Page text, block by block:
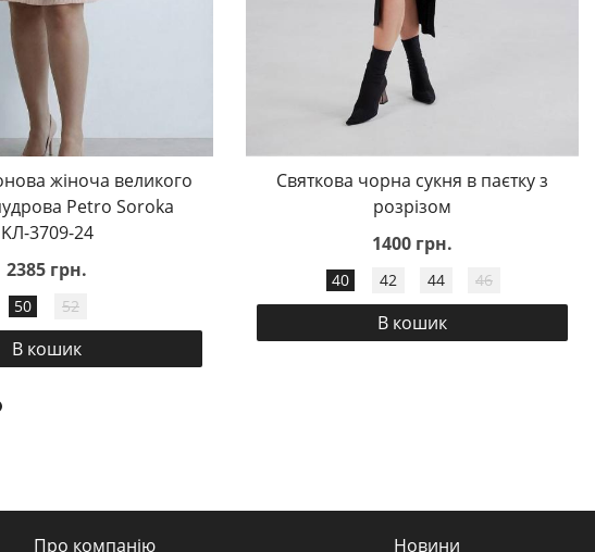
жіноча великого
Petro Soroka
KЛ-3709-24
2385 грн.
50 52
В кошик
Святкова чорна сукня в паєтку з
розрізом
1400 грн.
40 42 44 46
В кошик
Про компанію Новини